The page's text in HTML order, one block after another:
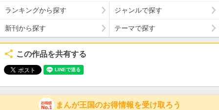
ランキングから探す ジャンルで探す
新刊から探す テーマで探す
この作品を共有する
まんが王国のお得情報を受け取ろう